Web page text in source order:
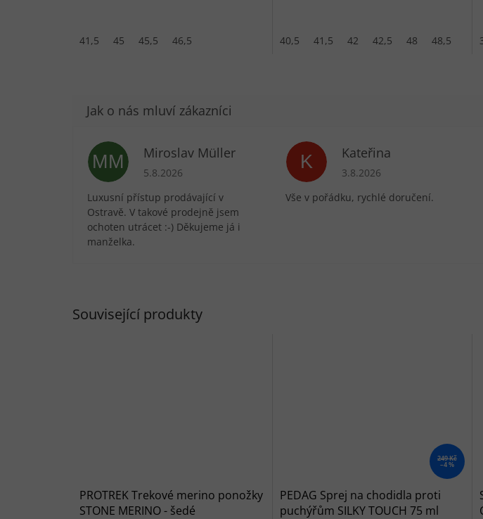
Související produkty
PROTREK Trekové merino ponožky
STONE MERINO - šedé
249 Kč
–4 %
PEDAG Sprej na chodidla proti
puchýřům SILKY TOUCH 75 ml
41,5 45 45,5 46,5 40,5 41,5 42 42,5 48 48,5
MM Miroslav Müller
Hodnocení obchodu je 5 z 5 hvězdiček.
5.8.2026
Luxusní přístup prodávající v
Ostravě. V takové prodejně jsem
ochoten utrácet :-) Děkujeme já i
manželka.
K Kateřina
Hodnocení obchodu je 5 z 5
3.8.2026
Vše v pořádku, rychlé doručení.